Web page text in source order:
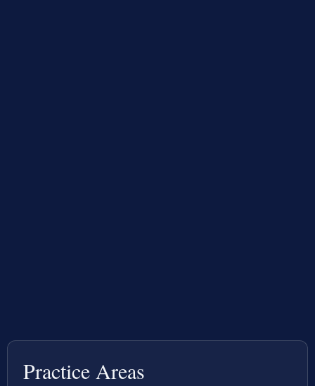
Practice Areas